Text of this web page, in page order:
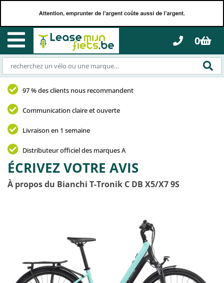
0
97 % des clients nous recommandent
Communication claire et ouverte
Livraison en 1 semaine
Distributeur officiel des marques A
ÉCRIVEZ VOTRE AVIS
À propos du Bianchi T-Tronik C DB X5/X7 9S